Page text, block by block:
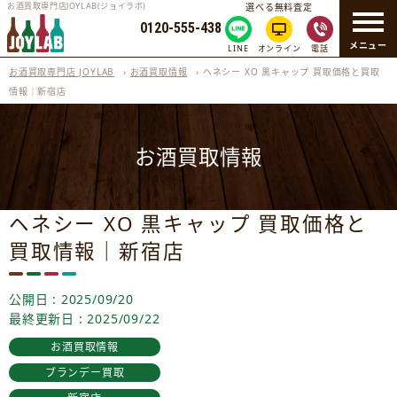
メニュー
お酒買取専門店JOYLAB(ジョイラボ)
0120-555-438
選べる無料査定
LINE オンライン 電話
お酒買取専門店 JOYLAB › お酒買取情報 › ヘネシー XO 黒キャップ 買取価格と買取
情報｜新宿店
お酒買取情報
ヘネシー XO 黒キャップ 買取価格と
買取情報｜新宿店
公開日 : 2025/09/20
最終更新日 : 2025/09/22
お酒買取情報
ブランデー買取